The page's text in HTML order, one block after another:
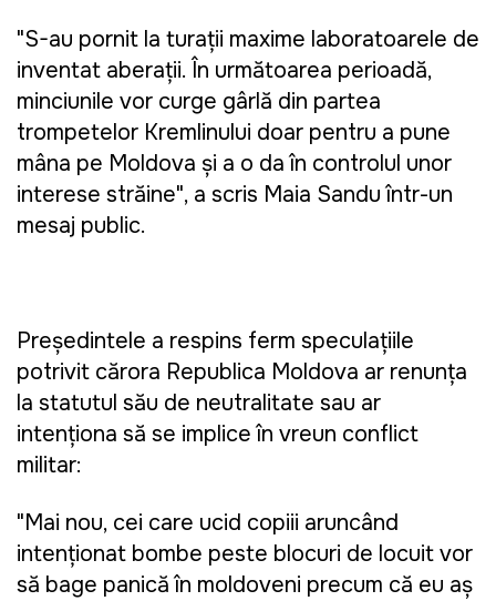
"S-au pornit la turații maxime laboratoarele de
inventat aberații. În următoarea perioadă,
minciunile vor curge gârlă din partea
trompetelor Kremlinului doar pentru a pune
mâna pe Moldova și a o da în controlul unor
interese străine", a scris Maia Sandu într-un
mesaj public.
Președintele a respins ferm speculațiile
potrivit cărora Republica Moldova ar renunța
la statutul său de neutralitate sau ar
intenționa să se implice în vreun conflict
militar:
"Mai nou, cei care ucid copiii aruncând
intenționat bombe peste blocuri de locuit vor
să bage panică în moldoveni precum că eu aș